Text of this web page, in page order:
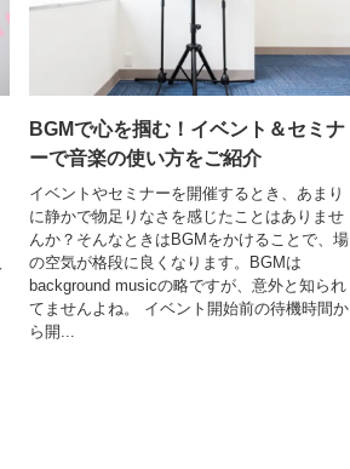
BGMで心を掴む！イベント＆セミナ
ーで音楽の使い方をご紹介
イベントやセミナーを開催するとき、あまり
に静かで物足りなさを感じたことはありませ
んか？そんなときはBGMをかけることで、場
の空気が格段に良くなります。BGMは
background musicの略ですが、意外と知られ
てませんよね。 イベント開始前の待機時間か
ら開...